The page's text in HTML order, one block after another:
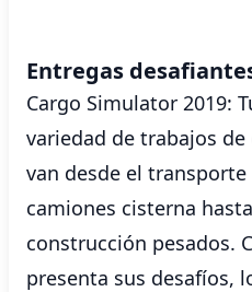
Entregas
Cargo Simulator 2019:
variedad de trabajos
van desde el
camiones cisterna
construcción pesados.
presenta sus desafíos,